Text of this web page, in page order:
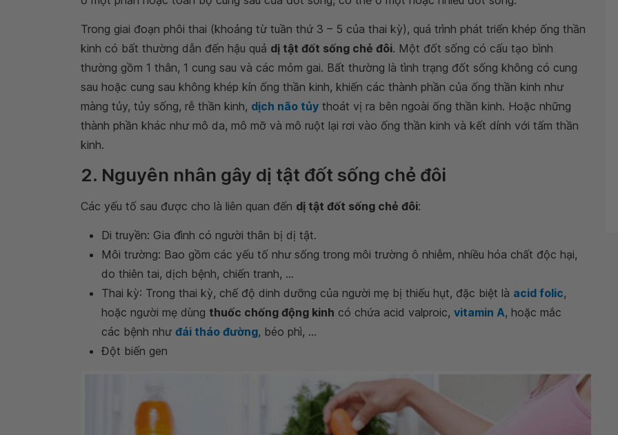
Trong giai đoạn phôi thai (khoảng từ tuần thứ 3 – 5 của thai kỳ), quá trình phát triển khép ống thần
kinh có bất thường dẫn đến hậu quả dị tật đốt sống chẻ đôi. Một đốt sống có cấu tạo bình
thường gồm 1 thân, 1 cung sau và các mỏm gai. Bất thường là tình trạng đốt sống không có cung
sau hoặc cung sau không khép kín ống thần kinh, khiến các thành phần của ống thần kinh như
màng tủy, tủy sống, rễ thần kinh, dịch não tủy thoát vị ra bên ngoài ống thần kinh. Hoặc những
thành phần khác như mô da, mô mỡ và mô ruột lại rơi vào ống thần kinh và kết dính với tấm thần
kinh.
2. Nguyên nhân gây dị tật đốt sống chẻ đôi
Các yếu tố sau được cho là liên quan đến dị tật đốt sống chẻ đôi:
Di truyền: Gia đình có người thân bị dị tật.
Môi trường: Bao gồm các yếu tố như sống trong môi trường ô nhiễm, nhiều hóa chất độc hại,
do thiên tai, dịch bệnh, chiến tranh, ...
Thai kỳ: Trong thai kỳ, chế độ dinh dưỡng của người mẹ bị thiếu hụt, đặc biệt là acid folic,
hoặc người mẹ dùng thuốc chống động kinh có chứa acid valproic, vitamin A, hoặc mắc
các bệnh như đái tháo đường, béo phì, ...
Đột biến gen